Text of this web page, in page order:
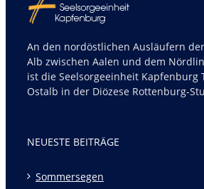
An den nordöstlichen Ausläufern
Alb zwischen Aalen und dem
ist die Seelsorgeeinheit Kapfenburg
Ostalb in der Diözese Rottenburg-
NEUESTE BEITRÄGE
Sommersegen